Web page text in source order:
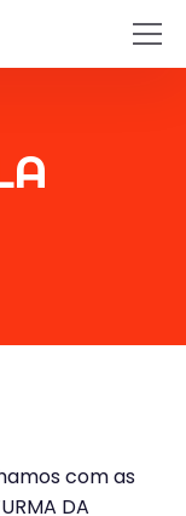
com as
DA